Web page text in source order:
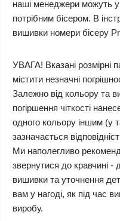
наші менеджери можуть
потрібним бісером. В
вишивки номери бісеру
УВАГА! Вказані розмірні
містити незначні
Залежно від кольору та
погіршення чіткості
одного кольору іншим (у
зазначається
Ми наполегливо
звернутися до кравчині -
вишивки та уточнення
вам у нагоді, як під час
виробу.